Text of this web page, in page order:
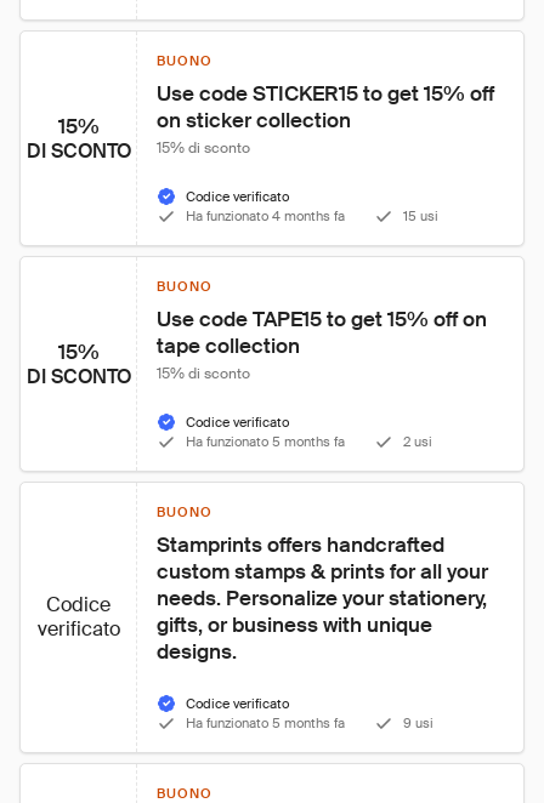
15%
DI SCONTO
BUONO
Use code STICKER15 to get 15% off
on sticker collection
15% di sconto
Codice verificato
Ha funzionato 4 months fa
15 usi
15%
DI SCONTO
BUONO
Use code TAPE15 to get 15% off on
tape collection
15% di sconto
Codice verificato
Ha funzionato 5 months fa
2 usi
Codice
verificato
BUONO
Stamprints offers handcrafted
custom stamps & prints for all your
needs. Personalize your stationery,
gifts, or business with unique
designs.
Codice verificato
Ha funzionato 5 months fa
9 usi
BUONO